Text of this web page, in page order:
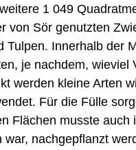
1 049
von Sör genutzten
Tulpen. Innerhalb der
je nachdem,
werden kleine Arten
Für die Fülle
Flächen musste
nachgepflanzt